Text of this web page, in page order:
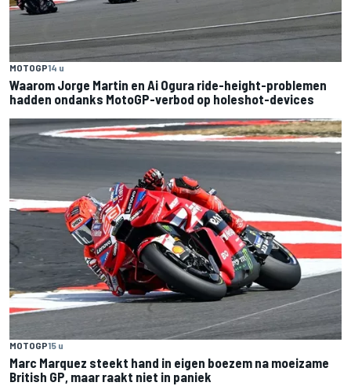
MOTOGP14 u
Waarom Jorge Martin en Ai Ogura ride-height-problemen
hadden ondanks MotoGP-verbod op holeshot-devices
MOTOGP15 u
Marc Marquez steekt hand in eigen boezem na moeizame
British GP, maar raakt niet in paniek